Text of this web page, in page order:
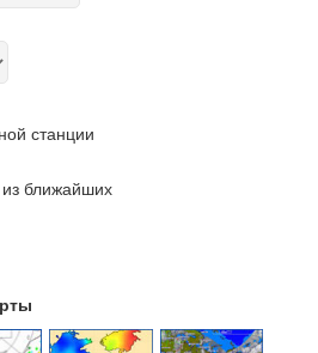
станции
ближайших